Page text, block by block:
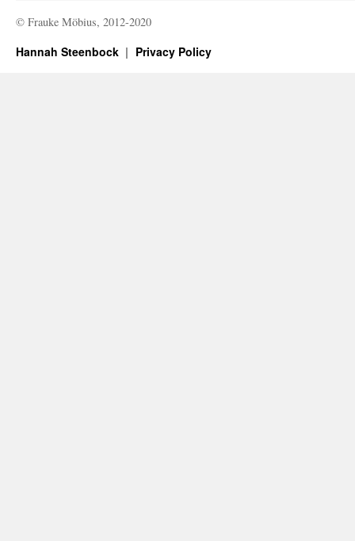
© Frauke Möbius, 2012-2020
Hannah Steenbock Privacy Policy